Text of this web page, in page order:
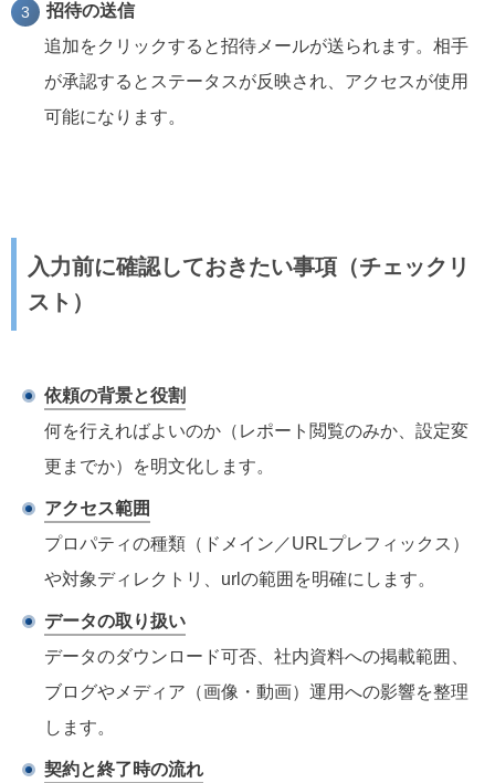
招待の送信
追加をクリックすると招待メールが送られます。相手
が承認するとステータスが反映され、アクセスが使用
可能になります。
入力前に確認しておきたい事項（チェックリ
スト）
依頼の背景と役割
何を行えればよいのか（レポート閲覧のみか、設定変
更までか）を明文化します。
アクセス範囲
プロパティの種類（ドメイン／URLプレフィックス）
や対象ディレクトリ、urlの範囲を明確にします。
データの取り扱い
データのダウンロード可否、社内資料への掲載範囲、
ブログやメディア（画像・動画）運用への影響を整理
します。
契約と終了時の流れ